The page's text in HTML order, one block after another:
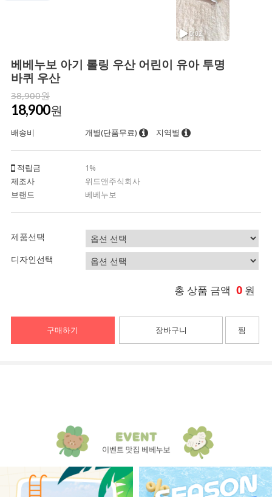
베베누보 아기 롤링 우산 어린이 유아 투명
바퀴 우산
38,900원
18,900원
배송비 개별(단품무료) 지역별
적립금
1%
제조사
위드앤주식회사
브랜드
베베누보
제품선택
디자인선택
총 상품 금액 0 원
구매하기 장바구니 찜